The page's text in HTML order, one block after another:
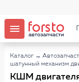
Каталог →
шатунный механизм
КШМ